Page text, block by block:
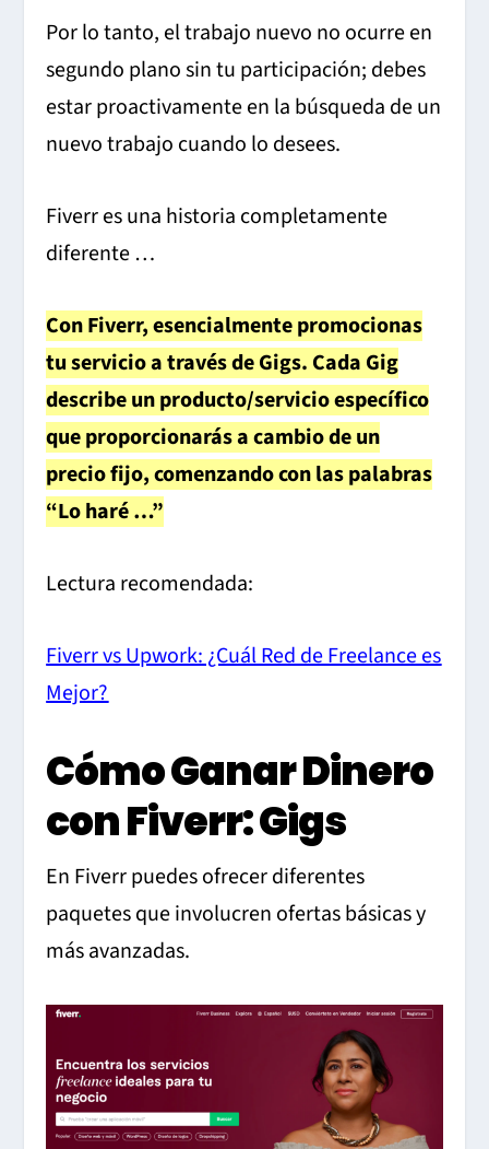
Por lo tanto, el trabajo nuevo no ocurre en
segundo plano sin tu participación; debes
estar proactivamente en la búsqueda de un
nuevo trabajo cuando lo desees.
Fiverr es una historia completamente
diferente …
Con Fiverr, esencialmente promocionas
tu servicio a través de Gigs. Cada Gig
describe un producto/servicio específico
que proporcionarás a cambio de un
precio fijo, comenzando con las palabras
“Lo haré …”
Lectura recomendada:
Fiverr vs Upwork: ¿Cuál Red de Freelance es
Mejor?
Cómo Ganar Dinero
con Fiverr: Gigs
En Fiverr puedes ofrecer diferentes
paquetes que involucren ofertas básicas y
más avanzadas.